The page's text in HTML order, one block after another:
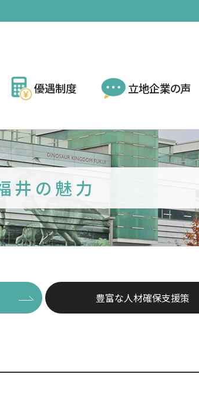
優遇制度 立地企業の声
井の魅力
豊富な人材確保支援策